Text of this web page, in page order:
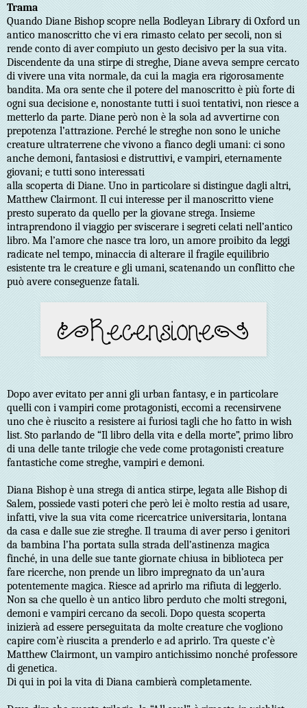
Trama
Quando Diane Bishop scopre nella Bodleyan Library di Oxford un
antico manoscritto che vi era rimasto celato per secoli, non si
rende conto di aver compiuto un gesto decisivo per la sua vita.
Discendente da una stirpe di streghe, Diane aveva sempre cercato
di vivere una vita normale, da cui la magia era rigorosamente
bandita. Ma ora sente che il potere del manoscritto è più forte di
ogni sua decisione e, nonostante tutti i suoi tentativi, non riesce a
metterlo da parte. Diane però non è la sola ad avvertirne con
prepotenza l’attrazione. Perché le streghe non sono le uniche
creature ultraterrene che vivono a fianco degli umani: ci sono
anche demoni, fantasiosi e distruttivi, e vampiri, eternamente
giovani; e tutti sono interessati
alla scoperta di Diane. Uno in particolare si distingue dagli altri,
Matthew Clairmont. Il cui interesse per il manoscritto viene
presto superato da quello per la giovane strega. Insieme
intraprendono il viaggio per sviscerare i segreti celati nell’antico
libro. Ma l’amore che nasce tra loro, un amore proibito da leggi
radicate nel tempo, minaccia di alterare il fragile equilibrio
esistente tra le creature e gli umani, scatenando un conflitto che
può avere conseguenze fatali.
Dopo aver evitato per anni gli urban fantasy, e in particolare
quelli con i vampiri come protagonisti, eccomi a recensirvene
uno che è riuscito a resistere ai furiosi tagli che ho fatto in wish
list. Sto parlando de “Il libro della vita e della morte”, primo libro
di una delle tante trilogie che vede come protagonisti creature
fantastiche come streghe, vampiri e demoni.
Diana Bishop è una strega di antica stirpe, legata alle Bishop di
Salem, possiede vasti poteri che però lei è molto restia ad usare,
infatti, vive la sua vita come ricercatrice universitaria, lontana
da casa e dalle sue zie streghe. Il trauma di aver perso i genitori
da bambina l’ha portata sulla strada dell’astinenza magica
finché, in una delle sue tante giornate chiusa in biblioteca per
fare ricerche, non prende un libro impregnato da un’aura
potentemente magica. Riesce ad aprirlo ma rifiuta di leggerlo.
Non sa che quello è un antico libro perduto che molti stregoni,
demoni e vampiri cercano da secoli. Dopo questa scoperta
inizierà ad essere perseguitata da molte creature che vogliono
capire com’è riuscita a prenderlo e ad aprirlo. Tra queste c’è
Matthew Clairmont, un vampiro antichissimo nonché professore
di genetica.
Di qui in poi la vita di Diana cambierà completamente.